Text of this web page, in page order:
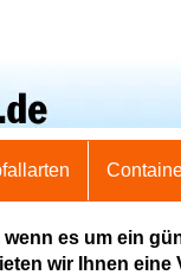
es um ein
wir Ihnen eine